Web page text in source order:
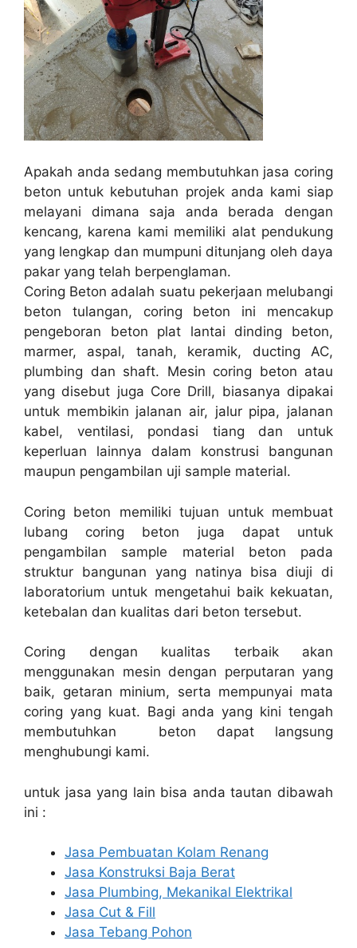
Apakah anda sedang membutuhkan jasa coring
beton untuk kebutuhan projek anda kami siap
melayani dimana saja anda berada dengan
kencang, karena kami memiliki alat pendukung
yang lengkap dan mumpuni ditunjang oleh daya
pakar yang telah berpenglaman.
Coring Beton adalah suatu pekerjaan melubangi
beton tulangan, coring beton ini mencakup
pengeboran beton plat lantai dinding beton,
marmer, aspal, tanah, keramik, ducting AC,
plumbing dan shaft. Mesin coring beton atau
yang disebut juga Core Drill, biasanya dipakai
untuk membikin jalanan air, jalur pipa, jalanan
kabel, ventilasi, pondasi tiang dan untuk
keperluan lainnya dalam konstrusi bangunan
maupun pengambilan uji sample material.
Coring beton memiliki tujuan untuk membuat
lubang coring beton juga dapat untuk
pengambilan sample material beton pada
struktur bangunan yang natinya bisa diuji di
laboratorium untuk mengetahui baik kekuatan,
ketebalan dan kualitas dari beton tersebut.
Coring dengan kualitas terbaik akan
menggunakan mesin dengan perputaran yang
baik, getaran minium, serta mempunyai mata
coring yang kuat. Bagi anda yang kini tengah
membutuhkan beton dapat langsung
menghubungi kami.
untuk jasa yang lain bisa anda tautan dibawah
ini :
Jasa Pembuatan Kolam Renang
Jasa Konstruksi Baja Berat
Jasa Plumbing, Mekanikal Elektrikal
Jasa Cut & Fill
Jasa Tebang Pohon